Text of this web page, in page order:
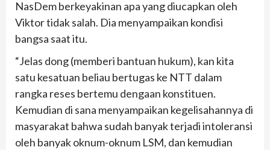
NasDem berkeyakinan apa yang diucapkan oleh
Viktor tidak salah. Dia menyampaikan kondisi
bangsa saat itu.
“Jelas dong (memberi bantuan hukum), kan kita
satu kesatuan beliau bertugas ke NTT dalam
rangka reses bertemu dengaan konstituen.
Kemudian di sana menyampaikan kegelisahannya di
masyarakat bahwa sudah banyak terjadi intoleransi
oleh banyak oknum-oknum LSM, dan kemudian